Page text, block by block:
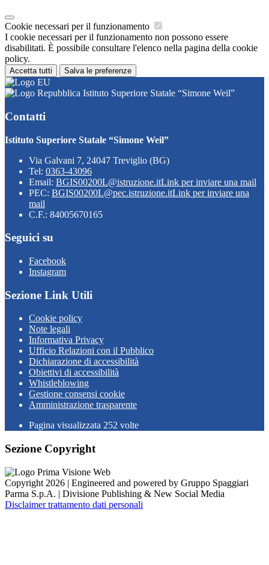
Cookie necessari per il funzionamento
I cookie necessari per il funzionamento non possono essere
disabilitati. È possibile consultare l'elenco nella pagina della cookie
policy.
Accetta tutti Salva le preferenze
Istituto Superiore Statale “Simone Weil”
Contatti
Istituto Superiore Statale “Simone Weil”
Via Galvani 7, 24047 Treviglio (BG)
Tel: 0363-43096
Email: BGIS00200L@istruzione.itLink per inviare una mail
PEC: BGIS00200L@pec.istruzione.itLink per inviare una
mail
C.F.: 84005670165
Seguici su
Facebook
Instagram
Sezione Link Utili
Cookie policy
Note legali
Informativa Privacy
Ufficio Relazioni con il Pubblico
Dichiarazione di accessibilità
Obiettivi di accessibilità
Whistleblowing
Gestione consensi cookie
Amministrazione trasparente
Pagina visualizzata 252 volte
Sezione Copyright
Copyright 2026 | Engineered and powered by Gruppo Spaggiari
Parma S.p.A. | Divisione Publishing & New Social Media
Disclaimer trattamento dati personali